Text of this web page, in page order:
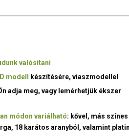
valósítani
modell
készítésére, viaszmodellel
adja meg, vagy lemérhetjük ékszer
módon variálható: kővel, más színes
18 karátos aranyból, valamint